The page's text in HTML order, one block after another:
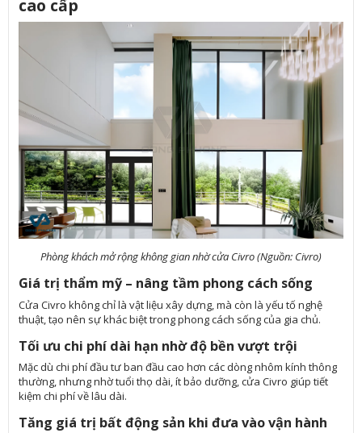
cao cấp
Phòng khách mở rộng không gian nhờ cửa Civro (Nguồn: Civro)
Giá trị thẩm mỹ – nâng tầm phong cách sống
Cửa Civro không chỉ là vật liệu xây dựng, mà còn là yếu tố nghệ
thuật, tạo nên sự khác biệt trong phong cách sống của gia chủ.
Tối ưu chi phí dài hạn nhờ độ bền vượt trội
Mặc dù chi phí đầu tư ban đầu cao hơn các dòng nhôm kính thông
thường, nhưng nhờ tuổi thọ dài, ít bảo dưỡng, cửa Civro giúp tiết
kiệm chi phí về lâu dài.
Tăng giá trị bất động sản khi đưa vào vận hành